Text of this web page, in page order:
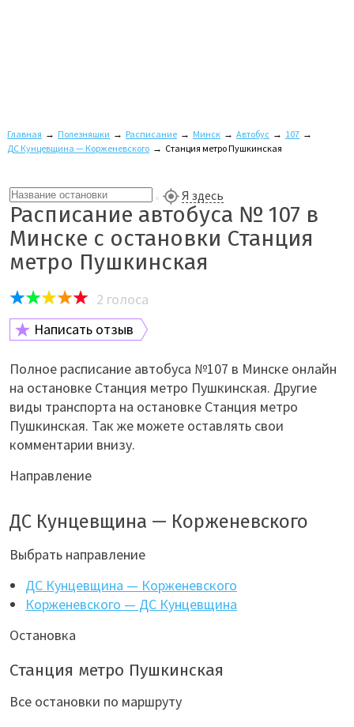
Главная → Полезняшки → Расписание → Минск → Автобус → 107 →
ДС Кунцевщина — Корженевского → Станция метро Пушкинская
Я здесь
Расписание автобуса № 107 в
Минске с остановки Станция
метро Пушкинская
2 голоса
Написать отзыв
Полное расписание автобуса №107 в Минске онлайн
на остановке Станция метро Пушкинская. Другие
виды транспорта на остановке Станция метро
Пушкинская. Так же можете оставлять свои
комментарии внизу.
Направление
ДС Кунцевщина — Корженевского
Выбрать направление
ДС Кунцевщина — Корженевского
Корженевского — ДС Кунцевщина
Остановка
Станция метро Пушкинская
Все остановки по маршруту